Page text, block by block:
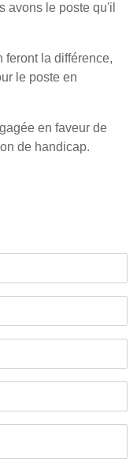
avons le poste qu'il
feront la différence,
le poste en
en faveur de
de handicap.